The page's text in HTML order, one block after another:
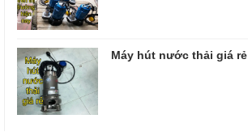
Máy hút nước thải giá rẻ